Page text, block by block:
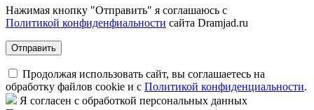
Нажимая кнопку "Отправить" я соглашаюсь с
Политикой конфиденфиальности сайта Dramjad.ru
Отправить
Продолжая использовать сайт, вы соглашаетесь на
обработку файлов cookie и с Политикой конфиденциальности.
Я согласен с обработкой персональных данных